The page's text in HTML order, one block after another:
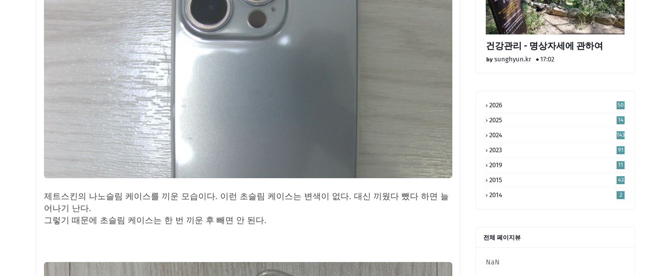
제트스킨의 나노슬림 케이스를 끼운 모습이다. 이런 초슬림 케이스는 변색이 없다. 대신 끼웠다 뺐다 하면 늘
어나기 난다.
그렇기 때문에 초슬림 케이스는 한 번 끼운 후 빼면 안 된다.
건강관리 - 명상자세에 관하여
sunghyun.kr 17:02
2026 50
2025
14
2024 143
2023 91
2019 11
2015 43
2014 2
전체 페이지뷰
NaN